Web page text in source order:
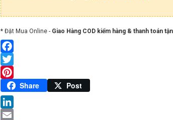
* Đặt Mua Online - Giao Hàng COD kiểm hàng & thanh toán
Facebook
Twitter
Pinterest
Share Post
LinkedIn